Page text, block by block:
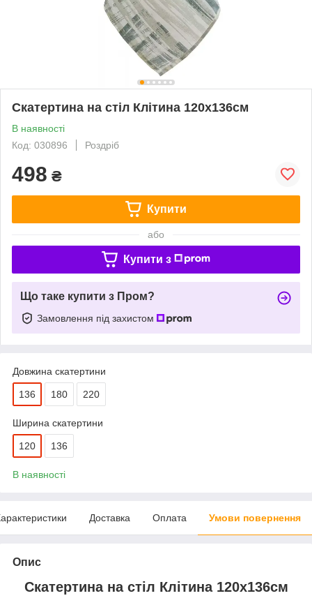
Скатертина на стіл Клітина 120х136см
В наявності
Код: 030896
Роздріб
498 ₴
Купити
або
Купити з
Що таке купити з Пром?
Замовлення під захистом
Довжина скатертини
136 180 220
Ширина скатертини
120 136
В наявності
Доставка Оплата Умови повернення
Опис
Скатертина на стіл Клітина 120х136см